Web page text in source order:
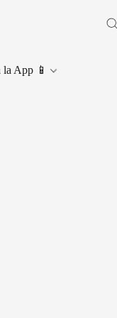
la App 📱